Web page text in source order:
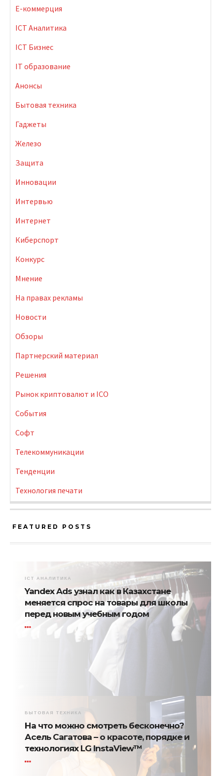
E-коммерция
ICT Аналитика
ICT Бизнес
IT образование
Анонсы
Бытовая техника
Гаджеты
Железо
Защита
Инновации
Интервью
Интернет
Киберспорт
Конкурс
Мнение
На правах рекламы
Новости
Обзоры
Партнерский материал
Решения
Рынок криптовалют и ICO
События
Софт
Телекоммуникации
Тенденции
Технология печати
FEATURED POSTS
ICT АНАЛИТИКА
Yandex Ads узнал как в Казахстане
меняется спрос на товары для школы
перед новым учебным годом
БЫТОВАЯ ТЕХНИКА
На что можно смотреть бесконечно?
Асель Сагатова – о красоте, порядке и
технологиях LG InstaView™